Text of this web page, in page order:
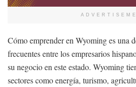
Cómo emprender en Wyoming es una
frecuentes entre los empresarios
su negocio en este estado. Wyoming
sectores como energía, turismo,